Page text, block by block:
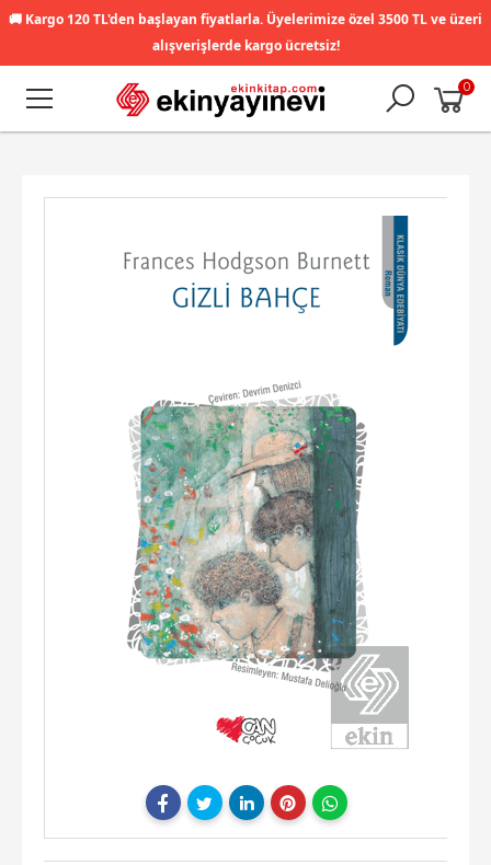
🚚 Kargo 120 TL'den başlayan fiyatlarla. Üyelerimize özel 3500 TL ve üzeri
alışverişlerde kargo ücretsiz!
0